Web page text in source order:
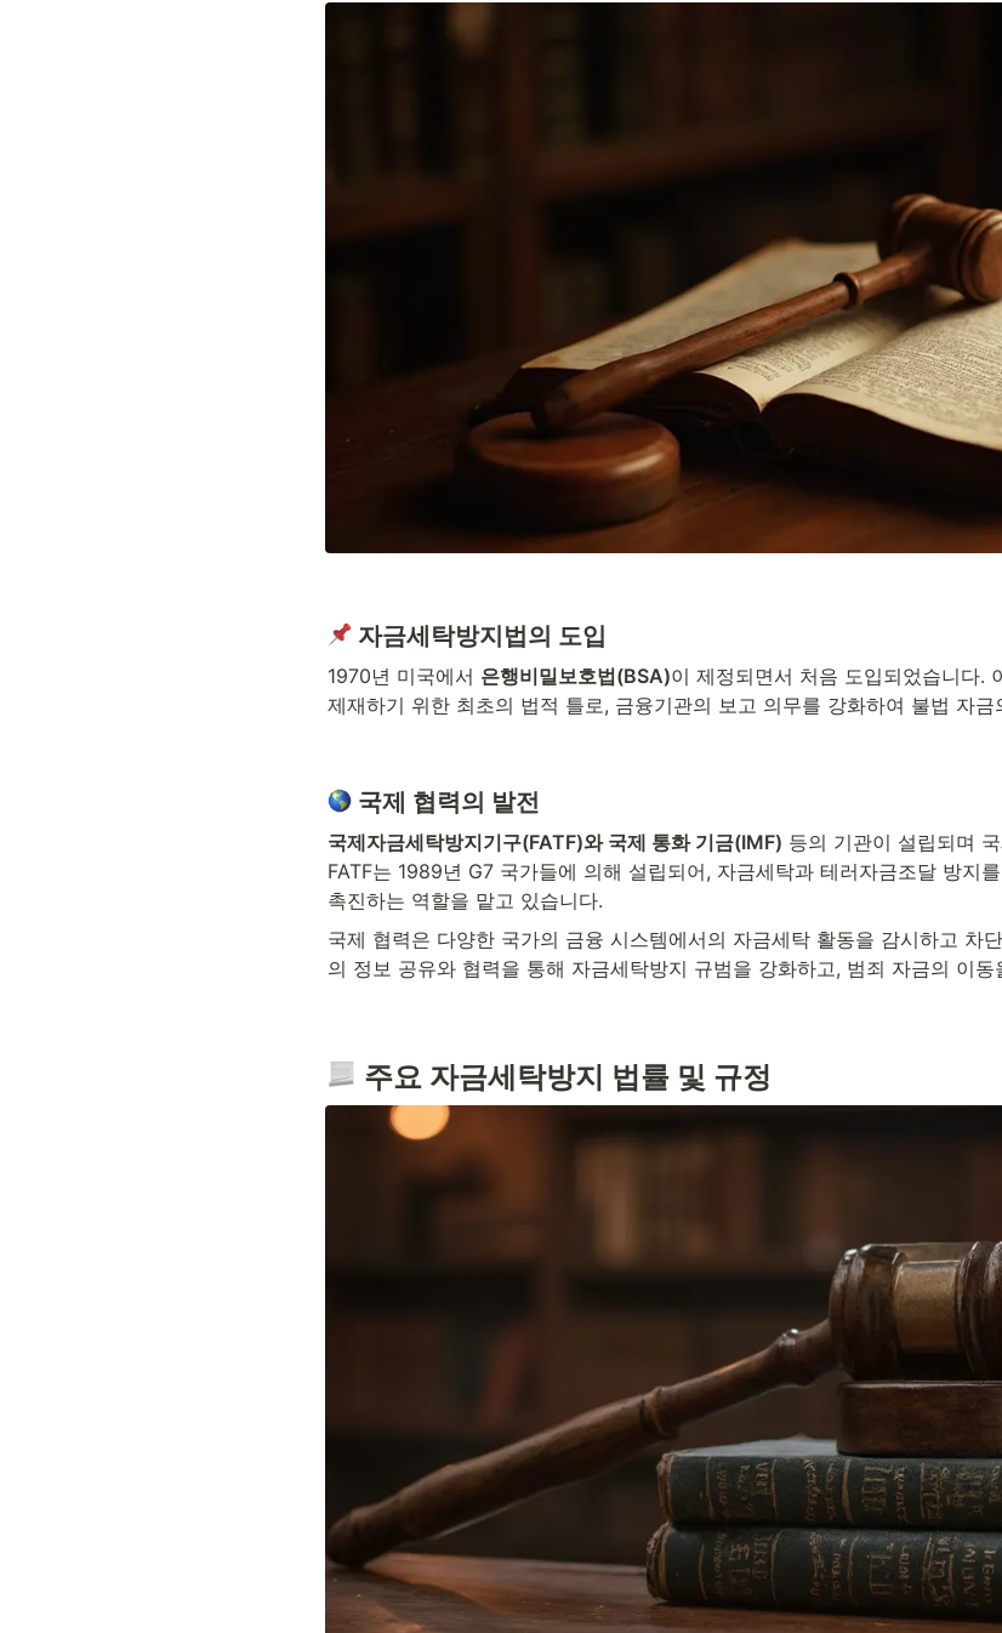
자금세탁방지법의 도입
1970년 미국에서 은행비밀보호법(BSA)이 제정되면서 처음 도입되었습니다.
제재하기 위한 최초의 법적 틀로, 금융기관의 보고 의무를 강화하여 불법 자
국제 협력의 발전
국제자금세탁방지기구(FATF)와 국제 통화 기금(IMF) 등의 기관이 설립되며
FATF는 1989년 G7 국가들에 의해 설립되어, 자금세탁과 테러자금조달 방지
촉진하는 역할을 맡고 있습니다.
국제 협력은 다양한 국가의 금융 시스템에서의 자금세탁 활동을 감시하고 차
의 정보 공유와 협력을 통해 자금세탁방지 규범을 강화하고, 범죄 자금의 이
주요 자금세탁방지 법률 및 규정